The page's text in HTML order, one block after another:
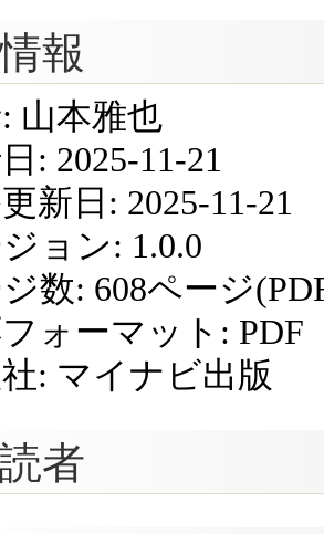
報
山本雅也
: 2025-11-21
新日: 2025-11-21
ョン: 1.0.0
数: 608ページ
ォーマット: PDF
: マイナビ出版
者